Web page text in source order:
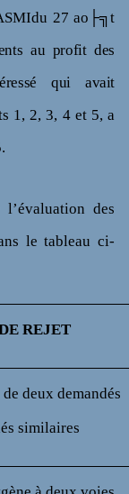
27 ao├╗t
au profit des
qui avait
1, 2, 3, 4 et 5, a
des
le tableau ci-
REJET
deux demandés
similaires